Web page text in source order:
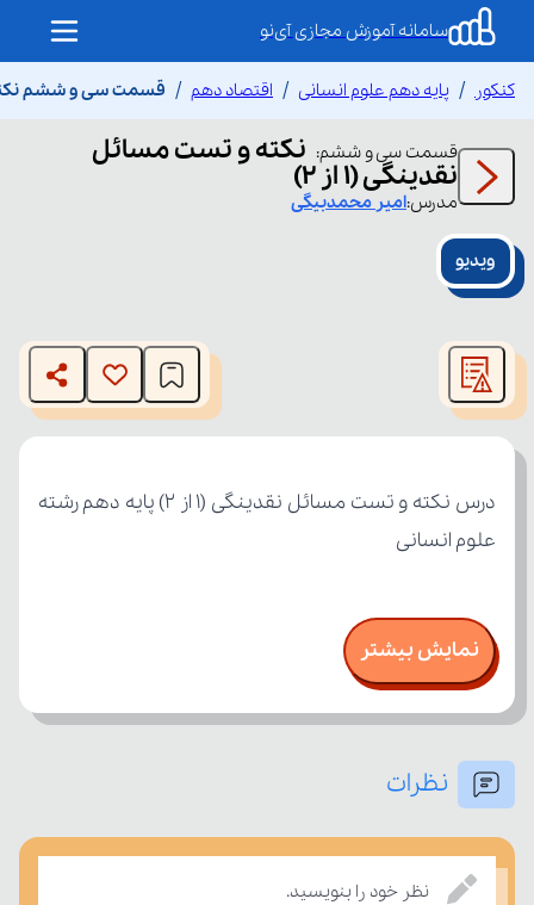
سامانه آموزش مجازی آی‌نو
کنکور پایه دهم علوم انسانی اقتصاد دهم قسمت سی و ششم نکته و
قسمت سی و ششم: نکته و تست مسائل
نقدینگی (1 از 2)
مدرس:امیر محمدبیگی
ویدیو
modal
window.
The media could not be loaded, either because the server
or network failed or because the format is not supported.
علوم انسانی
نمایش بیشتر
نظرات
نظر خود را بنویسید.